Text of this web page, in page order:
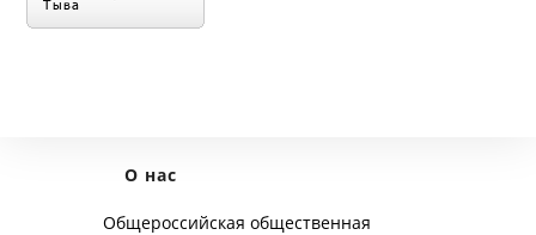
О нас
Общероссийская общественная